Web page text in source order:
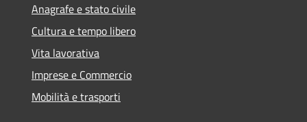
Anagrafe e stato civile
Cultura e tempo libero
Vita lavorativa
Imprese e Commercio
Mobilità e trasporti